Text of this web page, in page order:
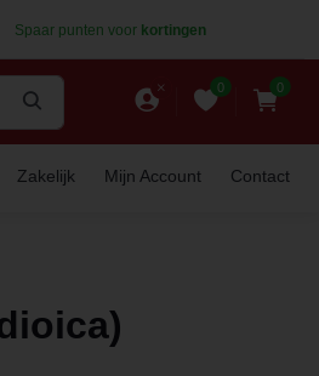
Spaar punten voor kortingen
0 0
Zakelijk Mijn Account Contact